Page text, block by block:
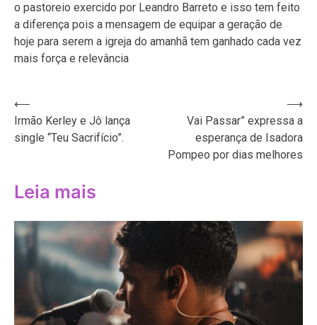
o pastoreio exercido por Leandro Barreto e isso tem feito
a diferença pois a mensagem de equipar a geração de
hoje para serem a igreja do amanhã tem ganhado cada vez
mais força e relevância
Navegação
de
Post
⟵
Irmão Kerley e Jô lança
single “Teu Sacrifício”.
Vai Passar” expressa a
esperança de Isadora
Pompeo por dias melhores
⟶
Leia mais